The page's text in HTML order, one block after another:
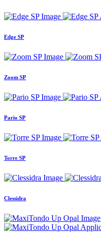
Edge SP
Zoom SP
Pario SP
Torre SP
Clessidra